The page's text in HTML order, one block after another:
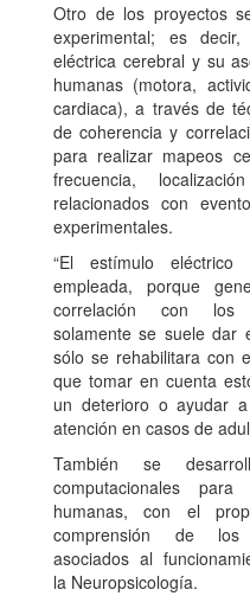
Otro de los proyectos
experimental; es
eléctrica cerebral y su
humanas (motora,
cardiaca), a través de
de coherencia y
para realizar mapeos
frecuencia,
relacionados con
experimentales.
“El estímulo
empleada, porque
correlación con los
solamente se suele dar
sólo se rehabilitara con
que tomar en cuenta
un deterioro o ayudar
atención en casos de
También se
computacionales
humanas, con el
comprensión de los
asociados al
la Neuropsicología.